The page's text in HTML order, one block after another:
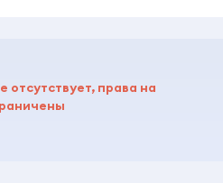
отсутствует, права на